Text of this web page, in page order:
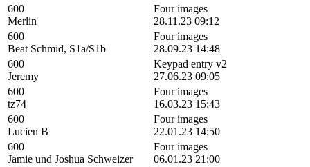
600
Merlin
Four images
28.11.23 09:12
600
Beat Schmid, S1a/S1b
Four images
28.09.23 14:48
600
Jeremy
Keypad entry v2
27.06.23 09:05
600
tz74
Four images
16.03.23 15:43
600
Lucien B
Four images
22.01.23 14:50
600
Jamie und Joshua Schweizer
Four images
06.01.23 21:00